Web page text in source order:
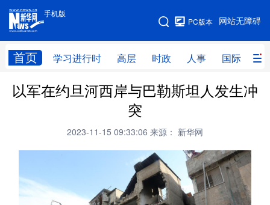
手机版
网站无障碍
PC版本
首页 学习进行时 高层 时政 人事 国际 财
手机版
网站地图
学习进行时 高层 时政 人事
量子 体育
书画 健康 军事
以军在约旦河西岸与巴勒斯坦人发生冲
突
2023-11-15 09:33:06 来源： 新华网